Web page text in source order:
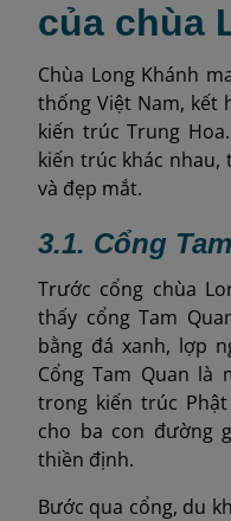
của chùa
Chùa Long Khánh
thống Việt Nam, kết
kiến trúc Trung
kiến trúc khác
và đẹp mắt.
3.1. Cổng
Trước cổng chùa
thấy cổng Tam
bằng đá xanh, lợp
Cổng Tam Quan
trong kiến trúc
cho ba con đường
thiền định.
Bước qua cổng, du